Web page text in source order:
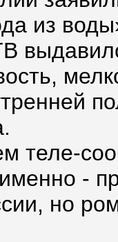
из
теле-
именно -
но